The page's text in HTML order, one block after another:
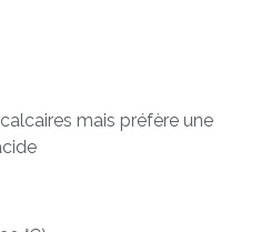
mais préfère une